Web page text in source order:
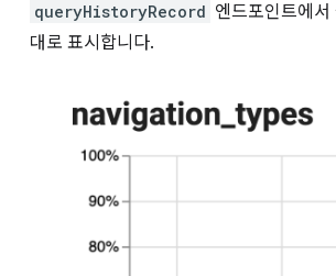
queryHistoryRecord 엔드포인트에서
대로 표시합니다.